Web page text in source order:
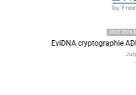
2022 2026
EviDNA cryptographie
July